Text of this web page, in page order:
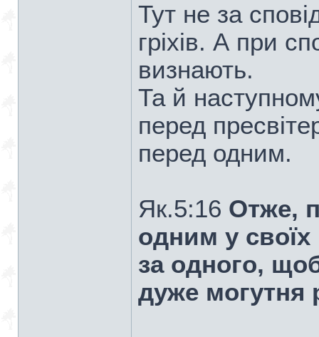
Тут не за
гріхів. А при
визнають.
Та й
перед
перед одним.
Як.5:16 Отже,
одним у своїх
за одного,
дуже могутня